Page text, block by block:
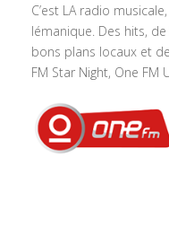
C’est LA radio
lémanique. Des hits,
bons plans locaux et
FM Star Night, One FM